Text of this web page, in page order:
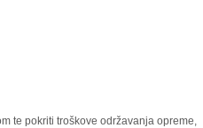
te pokriti troškove održavanja opreme,